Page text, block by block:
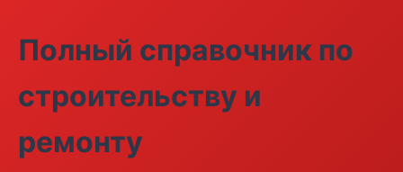
Полный справочник по
строительству и
ремонту